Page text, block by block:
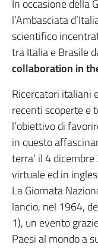
In occasione della
l’Ambasciata
scientifico
tra Italia e Brasile
collaboration in
Ricercatori italiani
recenti scoperte e
l’obiettivo di
in questo
terra’ il 4
virtuale ed in
La Giornata
lancio, nel 1964,
1), un evento
Paesi al mondo a